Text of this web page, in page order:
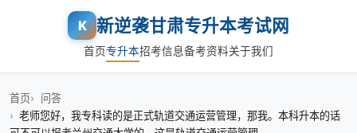
K 新逆袭甘肃专升本考试网
首页专升本招考信息备考资料关于我们
首页
问答
老师您好，我专科读的是正式轨道交通运营管理，那我。本科升本的话